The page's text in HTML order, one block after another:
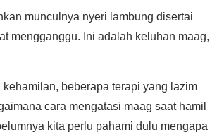
munculnya nyeri lambung disertai
mengganggu. Ini adalah keluhan maag,
beberapa terapi yang lazim
cara mengatasi maag saat hamil
kita perlu pahami dulu mengapa